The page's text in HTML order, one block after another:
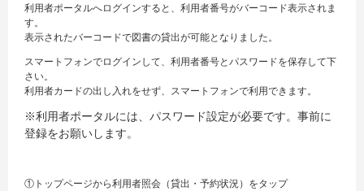
利用者ポータルへログインすると、利用者番号がバーコード表示されま
す。
表示されたバーコードで図書の貸出が可能となりました。
スマートフォンでログインして、利用者番号とパスワードを保存して下
さい。
利用者カードの出し入れをせず、スマートフォンで利用できます。
※利用者ポータルには、パスワード設定が必要です。事前に
登録をお願いします。
①トップページから利用者照会（貸出・予約状況）をタップ